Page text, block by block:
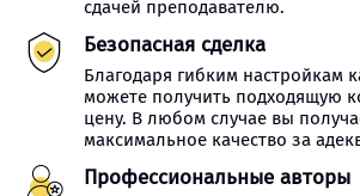
сдачей преподавателю.
Безопасная сделка
Благодаря гибким настройкам
можете получить подходящую
цену. В любом случае вы
максимальное качество за
Профессиональные авторы